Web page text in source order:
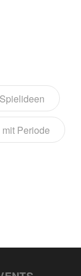
Spielideen
Periode